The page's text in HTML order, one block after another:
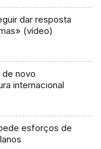
dar resposta
(vídeo)
de novo
internacional
esforços de